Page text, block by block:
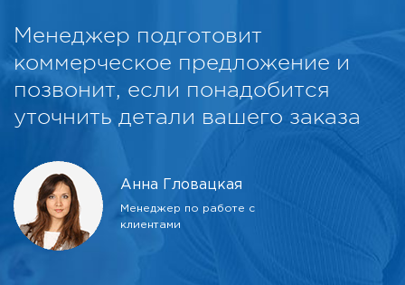
Менеджер подготовит
коммерческое предложение и
позвонит, если понадобится
уточнить детали вашего заказа
Анна Гловацкая
Менеджер по работе с
клиентами